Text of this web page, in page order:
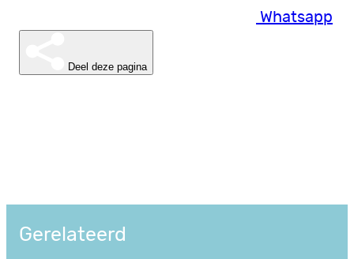
Whatsapp
Deel deze pagina
Gerelateerd